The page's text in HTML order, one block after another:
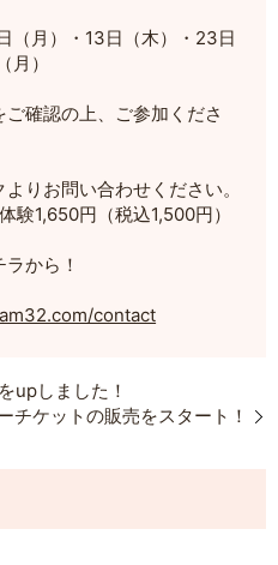
（月）・13日（木）・23日
月）
確認の上、ご参加くださ
りお問い合わせください。
験1,650円（税込1,500円）
から！
contact
upしました！
チケットの販売をスタート！